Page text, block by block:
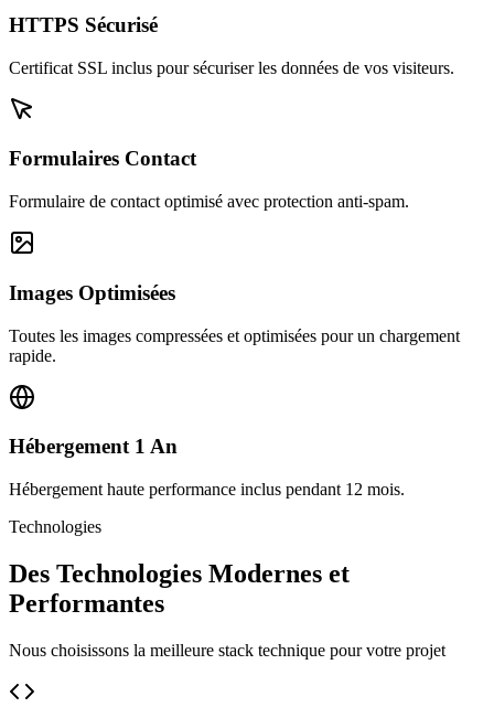
HTTPS Sécurisé
Certificat SSL inclus pour sécuriser les données de vos visiteurs.
Formulaires Contact
Formulaire de contact optimisé avec protection anti-spam.
Images Optimisées
Toutes les images compressées et optimisées pour un chargement
rapide.
Hébergement 1 An
Hébergement haute performance inclus pendant 12 mois.
Technologies
Des Technologies Modernes et
Performantes
Nous choisissons la meilleure stack technique pour votre projet